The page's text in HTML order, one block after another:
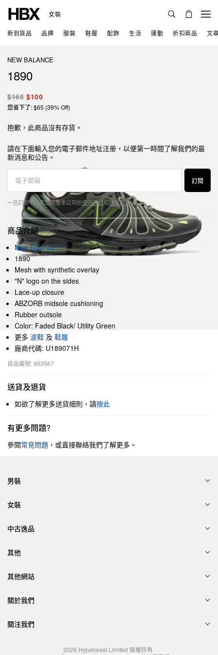
女裝
新到貨品 品牌 服裝 鞋履 配飾 生活 運動 折扣商品 文
NEW BALANCE
1890
$165 $100
您省下了: $65 (39% Off)
抱歉，此商品沒有存貨。
請在下面輸入您的電子郵件地址注册，以便第一時間了解我們的最
新消息和公告。
訂閱
一旦訂閱，代表您同意本公司的使用條款和隱私政策。
商品介紹
New Balance
1890
Mesh with synthetic overlay
"N" logo on the sides
Lace-up closure
ABZORB midsole cushioning
Rubber outsole
Color: Faded Black/ Utility Green
更多 波鞋 及 鞋履
廠商代碼: U189071H
貨品編號: 953567
送貨及退貨
如欲了解更多送貨細則，請按此
有更多問題?
參閱常見問題 ，或直接聯絡我們了解更多。
男裝
女裝
中古逸品
其他
其他網站
關於我們
關注我們
2026 Hypebeast Limited 版權所有